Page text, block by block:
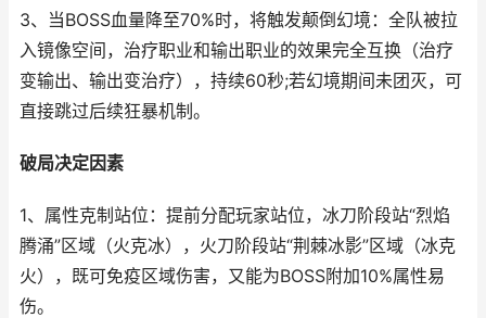
3、当BOSS血量降至70%时，将触发颠倒幻境：全队被拉
入镜像空间，治疗职业和输出职业的效果完全互换（治疗
变输出、输出变治疗），持续60秒;若幻境期间未团灭，可
直接跳过后续狂暴机制。
破局决定因素
1、属性克制站位：提前分配玩家站位，冰刀阶段站“烈焰
腾涌”区域（火克冰），火刀阶段站“荆棘冰影”区域（冰克
火），既可免疫区域伤害，又能为BOSS附加10%属性易
伤。